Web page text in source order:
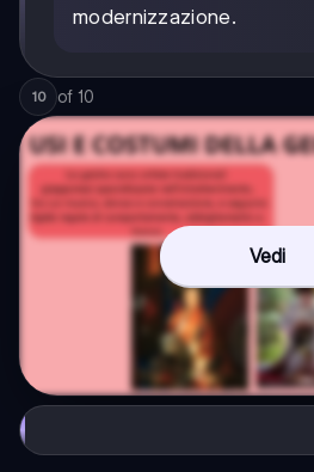
modernizzazione.
10 of 10
Vedi